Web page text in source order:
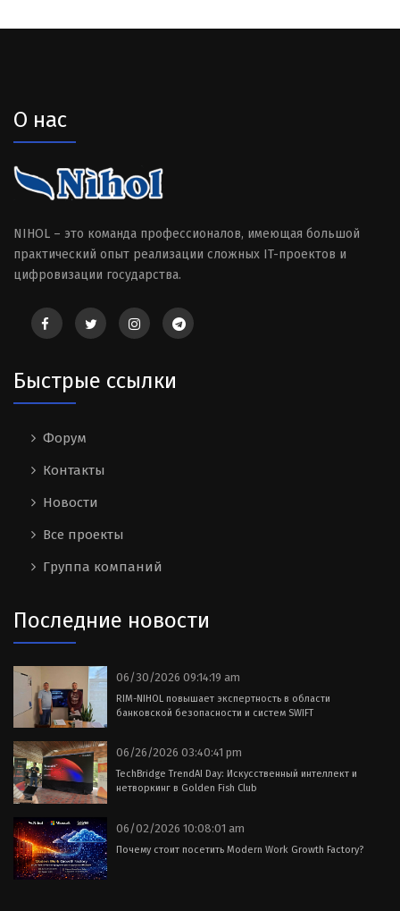
О нас
NIHOL – это команда профессионалов, имеющая большой
практический опыт реализации сложных IT-проектов и
цифровизации государства.
Быстрые ссылки
Форум
Контакты
Новости
Все проекты
Группа компаний
Последние новости
06/30/2026 09:14:19 am
RIM-NIHOL повышает экспертность в области
банковской безопасности и систем SWIFT
06/26/2026 03:40:41 pm
TechBridge TrendAI Day: Искусственный интеллект и
нетворкинг в Golden Fish Club
06/02/2026 10:08:01 am
Почему стоит посетить Modern Work Growth Factory?